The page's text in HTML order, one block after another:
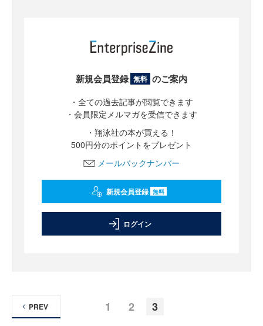
新規会員登録 無料 のご案内
・全ての過去記事が閲覧できます
・会員限定メルマガを受信できます
・翔泳社の本が買える！
500円分のポイントをプレゼント
メールバックナンバー
新規会員登録 無料
ログイン
1 2 3
PREV